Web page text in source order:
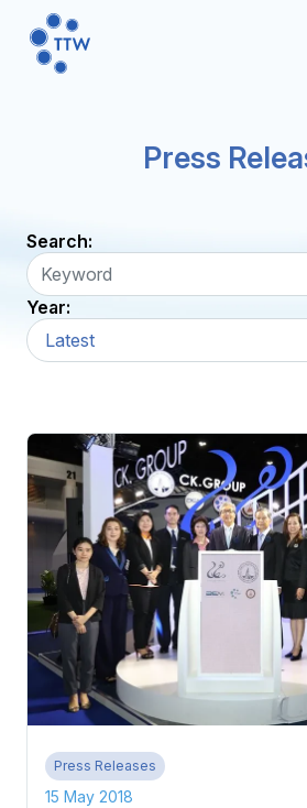
TTW Business
Sustainability
Investors
News and Activities
Careers
Contact
Press
Search:
Year:
Latest
Press Releases
15 May 2018